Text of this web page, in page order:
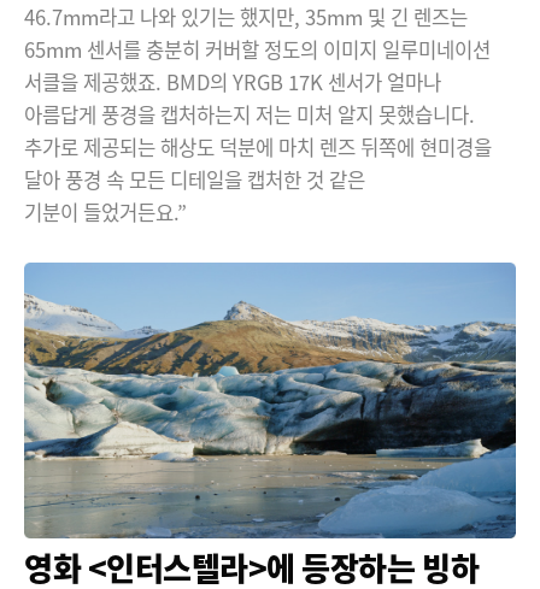
46.7mm라고 나와 있기는 했지만, 35mm 및 긴 렌즈는
65mm 센서를 충분히 커버할 정도의 이미지 일루미네이션
서클을 제공했죠. BMD의 YRGB 17K 센서가 얼마나
아름답게 풍경을 캡처하는지 저는 미처 알지 못했습니다.
추가로 제공되는 해상도 덕분에 마치 렌즈 뒤쪽에 현미경을
달아 풍경 속 모든 디테일을 캡처한 것 같은
기분이 들었거든요.”
영화 <인터스텔라>에 등장하는 빙하